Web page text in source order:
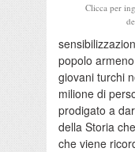
Clicca per
popolo
giovani turchi
milione di
prodigato a
della Storia
che viene